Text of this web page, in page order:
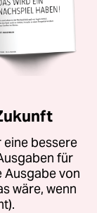
eine bessere
für
Ausgabe von
wäre, wenn